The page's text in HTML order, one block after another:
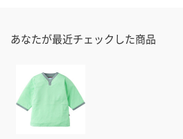
あなたが最近チェックした商品